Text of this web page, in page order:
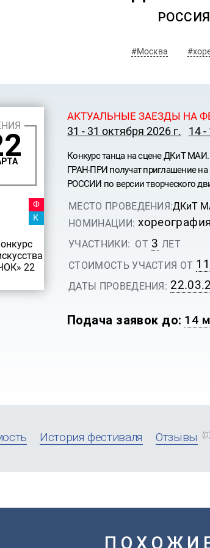
РОССИЯ
#Москва
ФЕСТИВАЛЬ
КАНИКУЛЫ
АКТУАЛЬНЫЕ ЗАЕЗДЫ НА
31 - 31 октября 2026 г. 14 -
Конкурс танца на сцене ДКиТ
ГРАН-ПРИ получат приглашение
РОССИИ по версии творческого
МЕСТО ПРОВЕДЕНИЯ:ДКиТ
НОМИНАЦИИ: хореография
УЧАСТНИКИ: ОТ 3 ЛЕТ
СТОИМОСТЬ УЧАСТИЯ ОТ
ДАТЫ ПРОВЕДЕНИЯ:
Подача заявок до: 14
История фестиваля Отзывы (0)